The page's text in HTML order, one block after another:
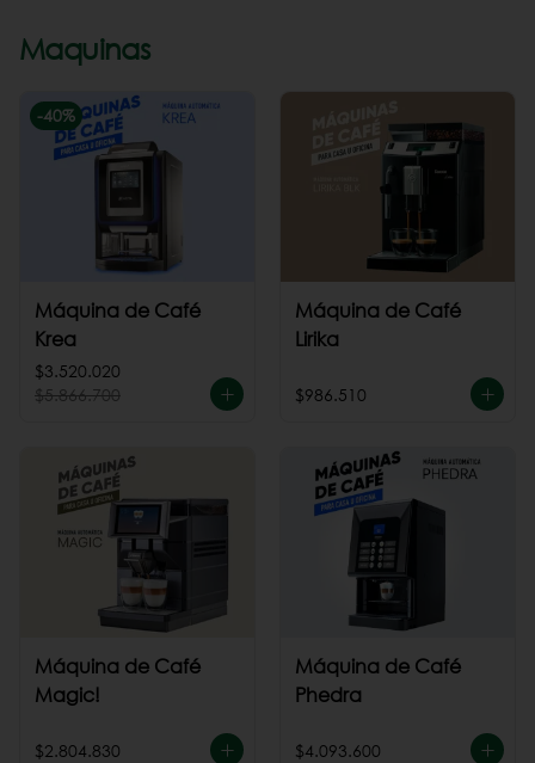
Maquinas
-40%
Máquina de Café
Krea
$3.520.020
$5.866.700
Máquina de Café
Lirika
$986.510
Máquina de Café
Magic!
$2.804.830
Máquina de Café
Phedra
$4.093.600